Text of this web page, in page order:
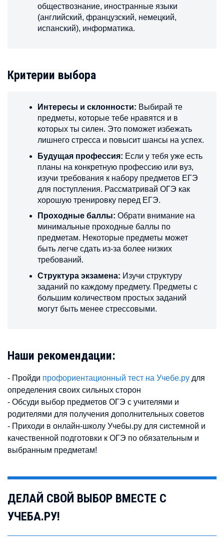
обществознание, иностранные языки
(английский, французский, немецкий,
испанский), информатика.
Критерии выбора
Интересы и склонности: Выбирай те
предметы, которые тебе нравятся и в
которых ты силен. Это поможет избежать
лишнего стресса и повысит шансы на успех.
Будущая профессия: Если у тебя уже есть
планы на конкретную профессию или вуз,
изучи требования к набору предметов ЕГЭ
для поступления. Рассматривай ОГЭ как
хорошую тренировку перед ЕГЭ.
Проходные баллы: Обрати внимание на
минимальные проходные баллы по
предметам. Некоторые предметы может
быть легче сдать из-за более низких
требований.
Структура экзамена: Изучи структуру
заданий по каждому предмету. Предметы с
большим количеством простых заданий
могут быть менее стрессовыми.
Наши рекомендации:
- Пройди профориентационный тест на Учебе.ру для
определения своих сильных сторон
- Обсуди выбор предметов ОГЭ с учителями и
родителями для получения дополнительных советов
- Приходи в онлайн-школу Учебы.ру для системной и
качественной подготовки к ОГЭ по обязательным и
выбранным предметам!
ДЕЛАЙ СВОЙ ВЫБОР ВМЕСТЕ С
УЧЕБА.РУ!